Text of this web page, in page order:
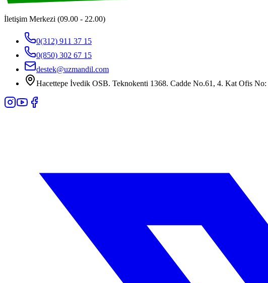
İletişim Merkezi (09.00 - 22.00)
0(312) 911 37 15
0(850) 302 67 15
destek@uzmandil.com
Hacettepe İvedik OSB. Teknokenti 1368. Cadde No.61, 4. Kat Ofis